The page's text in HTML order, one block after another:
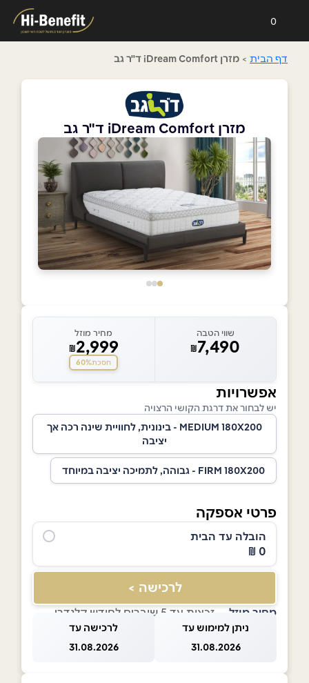
0
דף הבית > מזרן iDream Comfort ד"ר גב
מזרן iDream Comfort ד"ר גב
שווי הטבה
₪7,490
מחיר מוזל
₪2,999
חסכת60%
אפשרויות
יש לבחור את דרגת הקושי הרצויה
MEDIUM 180X200 - בינונית, לחוויית שינה רכה אך
יציבה
FIRM 180X200 - גבוהה, לתמיכה יציבה במיוחד
פרטי אספקה
הובלה עד הבית
0 ₪
לרכישה >
מחיר מוזל — זכאות עד 5 שוברים לחודש קלנדרי
ניתן למימוש עד
31.08.2026
לרכישה עד
31.08.2026